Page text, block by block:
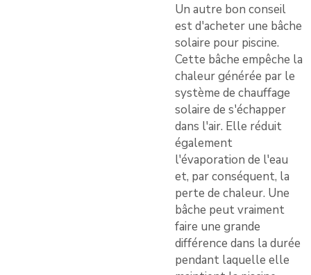
Un autre bon conseil
est d'acheter une bâche
solaire pour piscine.
Cette bâche empêche la
chaleur générée par le
système de chauffage
solaire de s'échapper
dans l'air. Elle réduit
également
l'évaporation de l'eau
et, par conséquent, la
perte de chaleur. Une
bâche peut vraiment
faire une grande
différence dans la durée
pendant laquelle elle